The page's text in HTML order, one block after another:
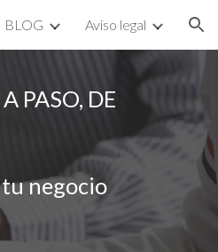
BLOG Aviso legal
PASO, DE
negocio